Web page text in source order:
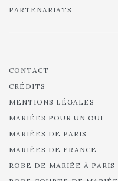
PARTENARIATS
CONTACT
CRÉDITS
MENTIONS LÉGALES
MARIÉES POUR UN OUI
MARIÉES DE PARIS
MARIÉES DE FRANCE
ROBE DE MARIÉE À PARIS